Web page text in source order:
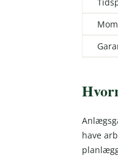
have